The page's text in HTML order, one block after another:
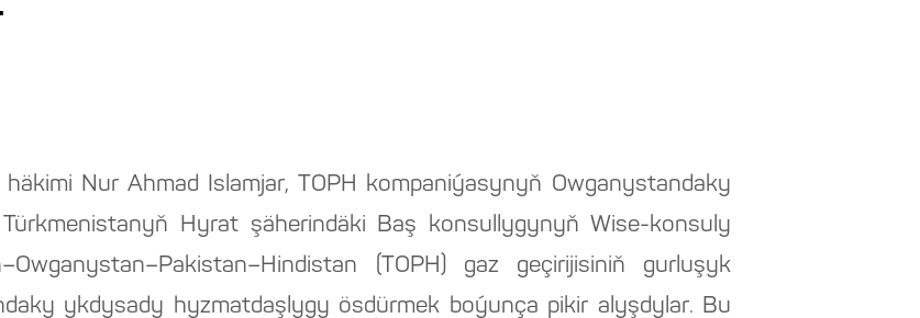
Nur Ahmad Islamjar, TOPH kompaniýasynyň Owganystandaky
Hyrat şäherindäki Baş konsullygynyň Wise-konsuly
(TOPH) gaz geçirijisiniň gurluşyk
ykdysady hyzmatdaşlygy ösdürmek boýunça pikir alyşdylar. Bu